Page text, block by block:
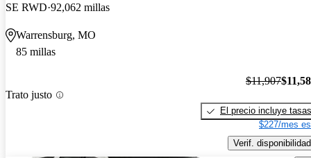
SE RWD 92,062 millas
Warrensburg, MO
85 millas
Trato justo
$11,907
El precio incluye tasas
$227/mes
Verif. disponibilidad